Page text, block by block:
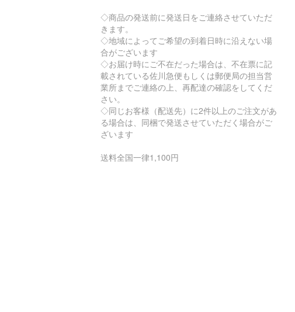
◇商品の発送前に発送日をご連絡させていただ
きます。
◇地域によってご希望の到着日時に沿えない場
合がございます
◇お届け時にご不在だった場合は、不在票に記
載されている佐川急便もしくは郵便局の担当営
業所までご連絡の上、再配達の確認をしてくだ
さい。
◇同じお客様（配送先）に2件以上のご注文があ
る場合は、同梱で発送させていただく場合がご
ざいます
送料全国一律1,100円